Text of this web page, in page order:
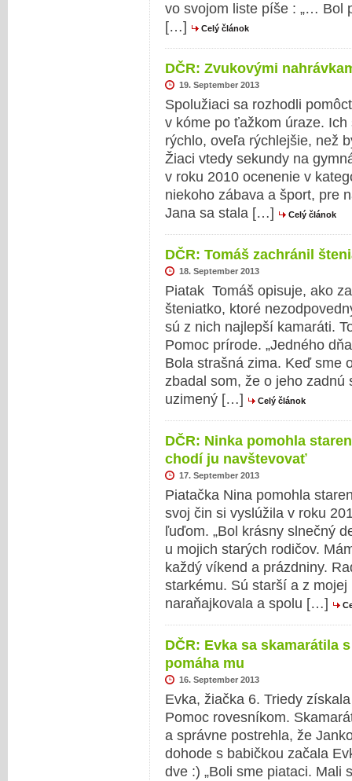
vo svojom liste píše : „… Bol
[…]
Celý článok
DČR: Zvukovými
19. September 2013
Spolužiaci sa rozhodli
v kóme po ťažkom úraze.
rýchlo, oveľa rýchlejšie, než
Žiaci vtedy sekundy na
v roku 2010 ocenenie v
niekoho zábava a šport, pre
Jana sa stala […]
Celý článok
DČR: Tomáš zachránil
18. September 2013
Piatak Tomáš opisuje, ako
šteniatko, ktoré
sú z nich najlepší kamaráti.
Pomoc prírode. „Jedného
Bola strašná zima. Keď sme
zbadal som, že o jeho
uzimený […]
Celý článok
DČR: Ninka pomohla
chodí ju navštevovať
17. September 2013
Piatačka Nina pomohla
svoj čin si vyslúžila v roku
ľuďom. „Bol krásny slnečný
u mojich starých rodičov.
každý víkend a prázdniny.
starkému. Sú starší a z
naraňajkovala a spolu […]
DČR: Evka sa skamarátila
pomáha mu
16. September 2013
Evka, žiačka 6. Triedy
Pomoc rovesníkom.
a správne postrehla, že
dohode s babičkou začala
dve :) „Boli sme piataci. Mali